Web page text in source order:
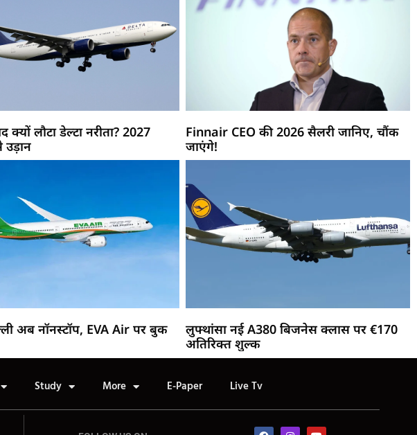
क्यों लौटा डेल्टा नरीता? 2027
Finnair CEO की 2026 सैलरी जानिए, चौंक
जाएंगे!
अब नॉनस्टॉप, EVA Air पर बुक
लुफ्थांसा नई A380 बिजनेस क्लास पर €170
अतिरिक्त शुल्क
Study More E-Paper Live Tv